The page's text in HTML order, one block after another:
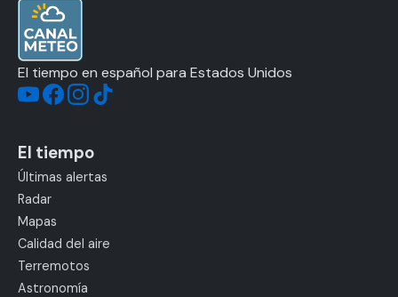
El tiempo en español para Estados Unidos
El tiempo
Últimas alertas
Radar
Mapas
Calidad del aire
Terremotos
Astronomía